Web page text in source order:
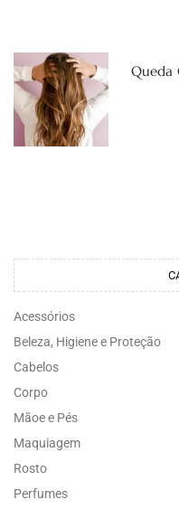
Queda
Acessórios
Beleza, Higiene e Proteção
Cabelos
Corpo
Mãoe e Pés
Maquiagem
Rosto
Perfumes